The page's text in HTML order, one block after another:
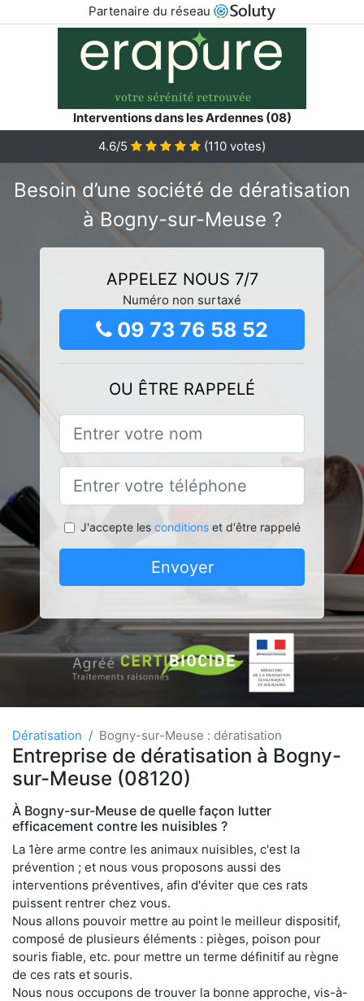
Partenaire du réseau
Interventions dans les Ardennes (08)
4.6/5
(110 votes)
Besoin d’une société de dératisation
à Bogny-sur-Meuse ?
APPELEZ NOUS 7/7
Numéro non surtaxé
09 73 76 58 52
OU ÊTRE RAPPELÉ
J'accepte les conditionset d'être rappelé
Envoyer
Dératisation Bogny-sur-Meuse : dératisation
Entreprise de dératisation à Bogny-
sur-Meuse (08120)
À Bogny-sur-Meuse de quelle façon lutter
efficacement contre les nuisibles ?
La 1ère arme contre les animaux nuisibles, c'est la
prévention ; et nous vous proposons aussi des
interventions préventives, afin d'éviter que ces rats
puissent rentrer chez vous.
Nous allons pouvoir mettre au point le meilleur dispositif,
composé de plusieurs éléments : pièges, poison pour
souris fiable, etc. pour mettre un terme définitif au règne
de ces rats et souris.
Nous nous occupons de trouver la bonne approche, vis-à-